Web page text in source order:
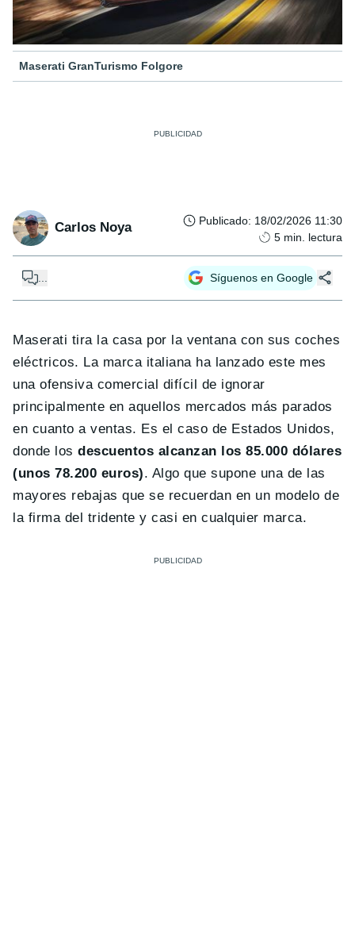
Maserati GranTurismo Folgore
Carlos Noya Publicado: 18/02/2026 11:30
5 min. lectura
Síguenos en Google
Maserati tira la casa por la ventana con sus coches
eléctricos. La marca italiana ha lanzado este mes
una ofensiva comercial difícil de ignorar
principalmente en aquellos mercados más parados
en cuanto a ventas. Es el caso de Estados Unidos,
donde losdescuentos alcanzan los 85.000 dólares
(unos 78.200 euros). Algo que supone una de las
mayores rebajas que se recuerdan en un modelo de
la firma del tridente y casi en cualquier marca.